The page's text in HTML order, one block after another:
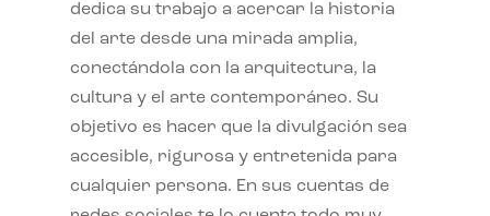
dedica su trabajo a acercar la historia
del arte desde una mirada amplia,
conectándola con la arquitectura, la
cultura y el arte contemporáneo. Su
objetivo es hacer que la divulgación sea
accesible, rigurosa y entretenida para
cualquier persona. En sus cuentas de